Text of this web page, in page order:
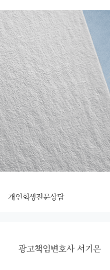
개인회생전문상담
광고책임변호사 서기은